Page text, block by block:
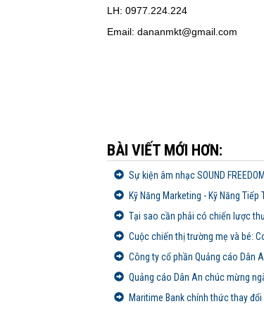
LH: 0977.224.224
Email: dananmkt@gmail.com
BÀI VIẾT MỚI HƠN:
Sự kiện âm nhạc SOUND
Kỹ Năng Marketing - Kỹ Năng
Tại sao cần phải có chiến lược
Cuộc chiến thị trường mẹ và bé:
Công ty cổ phần Quảng cáo Dân
Quảng cáo Dân An chúc mừng
Maritime Bank chính thức thay